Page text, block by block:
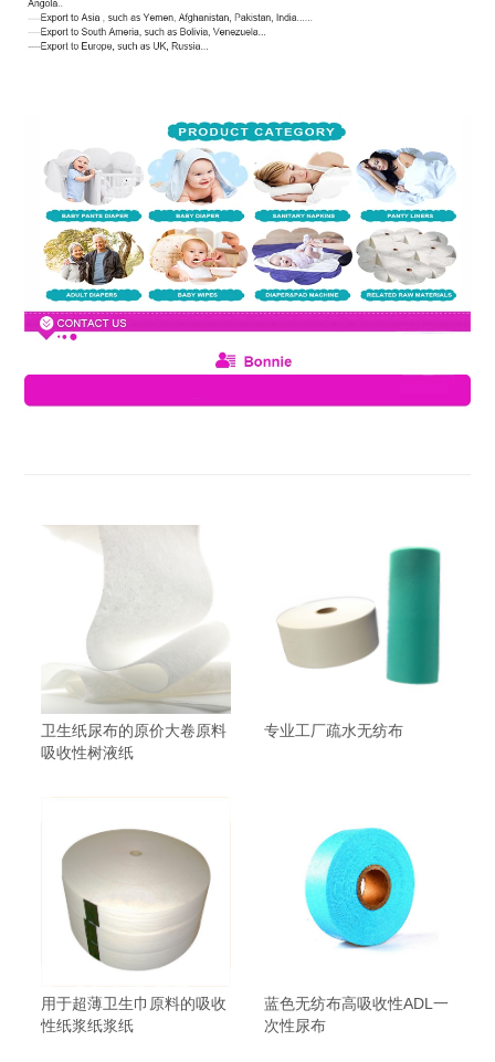
卫生纸尿布的原价大卷原料
吸收性树液纸
专业工厂疏水无纺布
用于超薄卫生巾原料的吸收
性纸浆纸浆纸
蓝色无纺布高吸收性ADL一
次性尿布